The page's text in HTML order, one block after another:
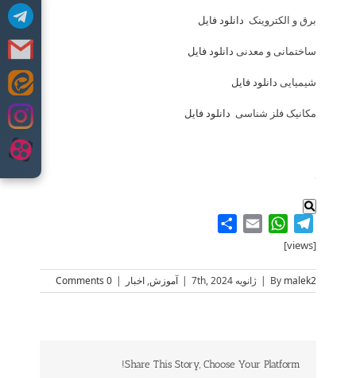
برق و الکتروینک دانلود فایل
ساختمانی و معدنی دانلود فایل
شیمیایی دانلود فایل
مکانیک فلز شناسی دانلود فایل
.
Telegram
WhatsApp
Email
[views]
By malek2
| ژانویه 7th, 2024 | آموزش, اخبار |
0 Comments
Share This Story, Choose Your Platform!